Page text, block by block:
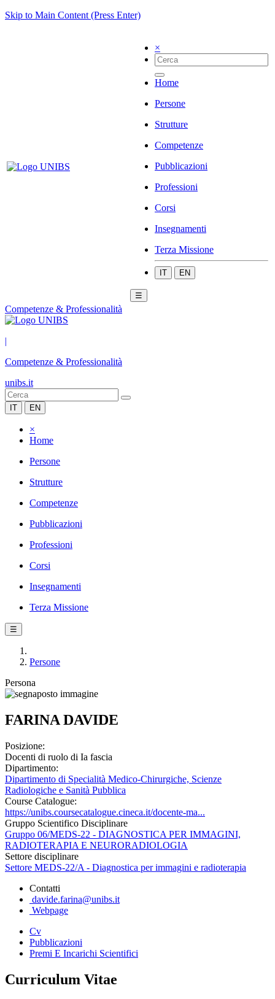
Skip to Main Content (Press Enter)
×
Home
Persone
Strutture
Competenze
Pubblicazioni
Professioni
Corsi
Insegnamenti
Terza Missione
IT EN
☰
Competenze & Professionalità
|
Competenze & Professionalità
unibs.it
IT EN
×
Home
Persone
Strutture
Competenze
Pubblicazioni
Professioni
Corsi
Insegnamenti
Terza Missione
☰
Persone
Persona
FARINA DAVIDE
Posizione:
Docenti di ruolo di Ia fascia
Dipartimento:
Dipartimento di Specialità Medico-Chirurgiche, Scienze
Radiologiche e Sanità Pubblica
Course Catalogue:
https://unibs.coursecatalogue.cineca.it/docente-ma...
Gruppo Scientifico Disciplinare
Gruppo 06/MEDS-22 - DIAGNOSTICA PER IMMAGINI,
RADIOTERAPIA E NEURORADIOLOGIA
Settore disciplinare
Settore MEDS-22/A - Diagnostica per immagini e radioterapia
Contatti
davide.farina@unibs.it
Webpage
Cv
Pubblicazioni
Premi E Incarichi Scientifici
Curriculum Vitae